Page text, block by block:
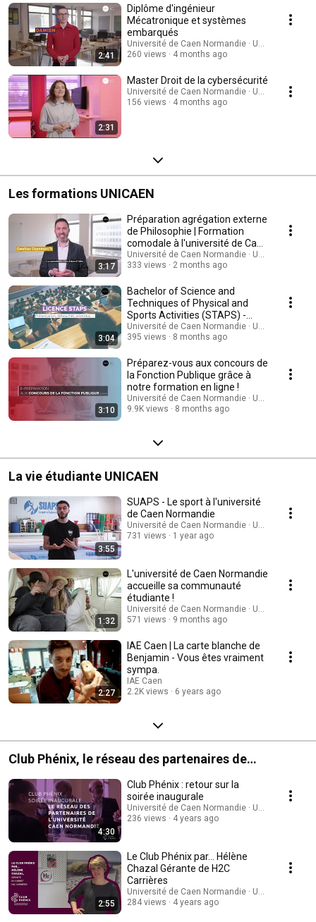
2:41
Diplôme d'ingénieur
Mécatronique et systèmes
embarqués
Université de Caen Normandie · UNICAEN
260 views
4 months ago
2:31
Master Droit de la cybersécurité
Université de Caen Normandie · UNICAEN
156 views
4 months ago
Les formations UNICAEN
3:17
Préparation agrégation externe
de Philosophie | Formation
comodale à l'université de Caen
Normandie
Université de Caen Normandie · UNICAEN
333 views
2 months ago
3:04
Bachelor of Science and
Techniques of Physical and
Sports Activities (STAPS) -
UNICAEN
Université de Caen Normandie · UNICAEN
395 views
8 months ago
3:10
Préparez-vous aux concours de
la Fonction Publique grâce à
notre formation en ligne !
Université de Caen Normandie · UNICAEN
9.9K views
8 months ago
La vie étudiante UNICAEN
3:55
SUAPS - Le sport à l'université
de Caen Normandie
Université de Caen Normandie · UNICAEN
731 views
1 year ago
1:32
L'université de Caen Normandie
accueille sa communauté
étudiante !
Université de Caen Normandie · UNICAEN
571 views
9 months ago
2:27
IAE Caen | La carte blanche de
Benjamin - Vous êtes vraiment
sympa.
IAE Caen
2.2K views
6 years ago
Club Phénix, le réseau des partenaires de
l'université
4:30
Club Phénix : retour sur la
soirée inaugurale
Université de Caen Normandie · UNICAEN
236 views
4 years ago
2:55
Le Club Phénix par... Hélène
Chazal Gérante de H2C
Carrières
Université de Caen Normandie · UNICAEN
284 views
4 years ago